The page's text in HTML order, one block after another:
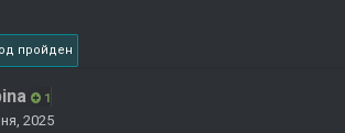
пройден
1
2025